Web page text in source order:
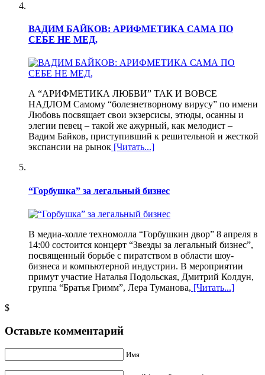
ВАДИМ БАЙКОВ: АРИФМЕТИКА САМА ПО
СЕБЕ НЕ МЕД,
А “АРИФМЕТИКА ЛЮБВИ” ТАК И ВОВСЕ
НАДЛОМ Самому “болезнетворному вирусу” по имени
Любовь посвящает свои экзерсисы, этюды, осанны и
элегии певец – такой же ажурный, как мелодист –
Вадим Байков, приступивший к решительной и жесткой
экспансии на рынок [Читать...]
“Горбушка” за легальный бизнес
В медиа-холле техномолла “Горбушкин двор” 8 апреля в
14:00 состоится концерт “Звезды за легальный бизнес”,
посвященный борьбе с пиратством в области шоу-
бизнеса и компьютерной индустрии. В мероприятии
примут участие Наталья Подольская, Дмитрий Колдун,
группа “Братья Гримм”, Лера Туманова, [Читать...]
$
Оставьте комментарий
Имя